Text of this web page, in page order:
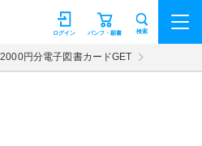
パンフ・願書
ログイン 検索
円分電子図書カードGET